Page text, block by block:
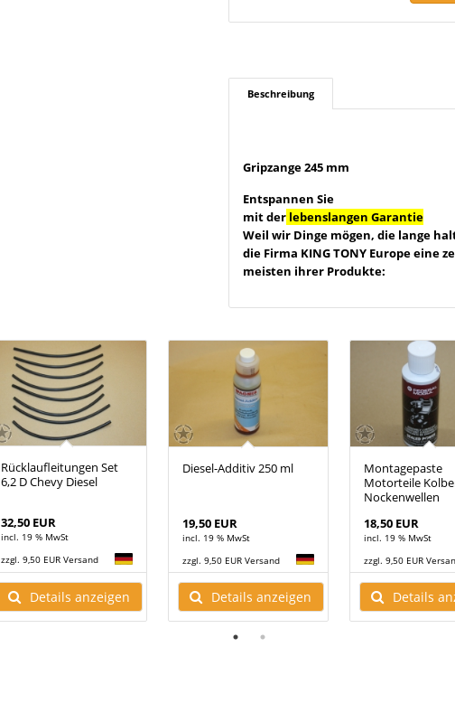
Beschreibung
Gripzange 245 mm
Entspannen Sie
mit derlebenslangen Garantie
Weil wir Dinge mögen, die lange
die Firma KING TONY Europe eine
meisten ihrer Produkte:
Rücklaufleitungen Set
6,2 D Chevy Diesel
32,50 EUR
incl. 19 % MwSt
zzgl. 9,50 EUR Versand
Details anzeigen
Diesel-Additiv 250 ml
19,50 EUR
incl. 19 % MwSt
zzgl. 9,50 EUR Versand
Details anzeigen
Montagepaste
Motorteile
Nockenwellen
18,50 EUR
incl. 19 % MwSt
zzgl. 9,50 EUR
Details